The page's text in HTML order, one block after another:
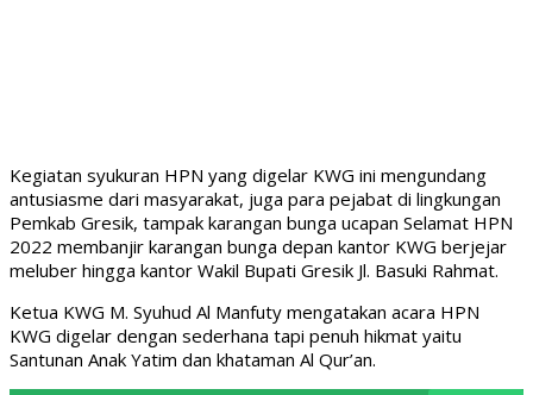
Kegiatan syukuran HPN yang digelar KWG ini mengundang
antusiasme dari masyarakat, juga para pejabat di lingkungan
Pemkab Gresik, tampak karangan bunga ucapan Selamat HPN
2022 membanjir karangan bunga depan kantor KWG berjejar
meluber hingga kantor Wakil Bupati Gresik Jl. Basuki Rahmat.
Ketua KWG M. Syuhud Al Manfuty mengatakan acara HPN
KWG digelar dengan sederhana tapi penuh hikmat yaitu
Santunan Anak Yatim dan khataman Al Qur’an.